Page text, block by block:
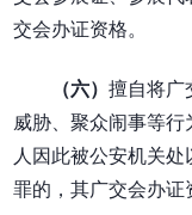
交会办证资格。
（六） 擅自将广
威胁、聚众闹事等
人因此被公安机关
罪的，其广交会办证